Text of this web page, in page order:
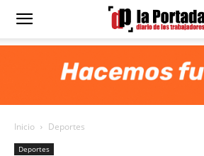
Diario
Portada
Inicio Deportes
Deportes